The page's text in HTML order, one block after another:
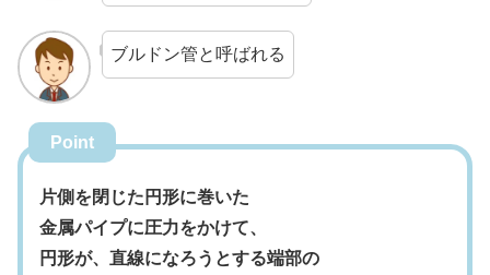
ブルドン管と呼ばれる
Point
片側を閉じた円形に巻いた
金属パイプに圧力をかけて、
円形が、直線になろうとする端部の